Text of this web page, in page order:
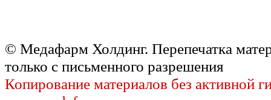
© Медафарм Холдинг. Перепечатка
только с письменного разрешения
Копирование материалов без активной